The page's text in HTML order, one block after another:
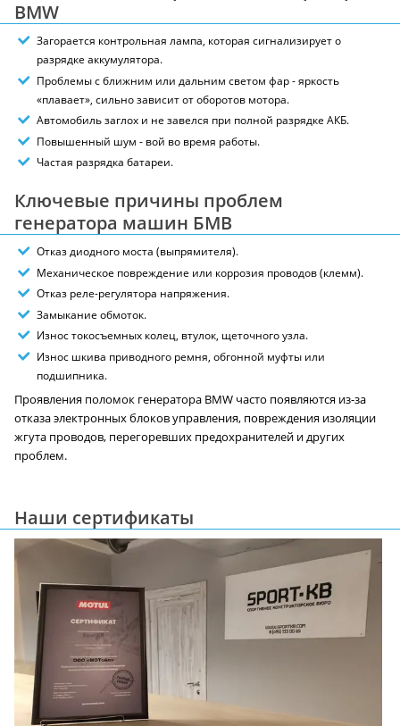
BMW
Загорается контрольная лампа, которая сигнализирует о
разрядке аккумулятора.
Проблемы с ближним или дальним светом фар - яркость
«плавает», сильно зависит от оборотов мотора.
Автомобиль заглох и не завелся при полной разрядке АКБ.
Повышенный шум - вой во время работы.
Частая разрядка батареи.
Ключевые причины проблем
генератора машин БМВ
Отказ диодного моста (выпрямителя).
Механическое повреждение или коррозия проводов (клемм).
Отказ реле-регулятора напряжения.
Замыкание обмоток.
Износ токосъемных колец, втулок, щеточного узла.
Износ шкива приводного ремня, обгонной муфты или
подшипника.
Проявления поломок генератора BMW часто появляются из-за
отказа электронных блоков управления, повреждения изоляции
жгута проводов, перегоревших предохранителей и других
проблем.
Наши сертификаты